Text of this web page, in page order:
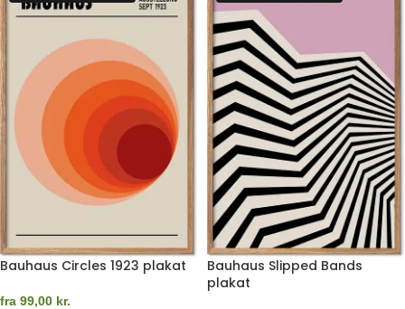
Bauhaus Circles 1923 plakat
fra 99,00 kr.
Bauhaus Slipped Bands
plakat